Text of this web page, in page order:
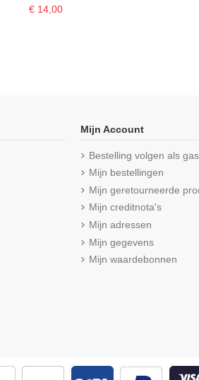
€ 14,00
Mijn Account
Bestelling volgen als
Mijn bestellingen
Mijn geretourneerde
Mijn creditnota's
Mijn adressen
Mijn gegevens
Mijn waardebonnen